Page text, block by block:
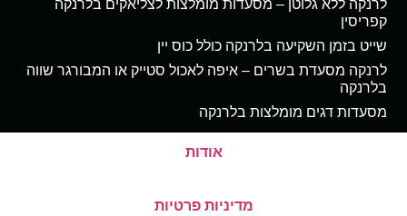
לרנקה ללא גלוטן – מסעדות מומלצות לצליאקים בלרנקה
קפריסין
שייט בזמן השקיעה בלרנקה כולל כוס יין
לרנקה מסעדת בשרים – איפה לאכול סטייק או המבורגר שווה
בלרנקה
מסעדות דגים מומלצות בלרנקה
אודות
מדיניות פרטיות